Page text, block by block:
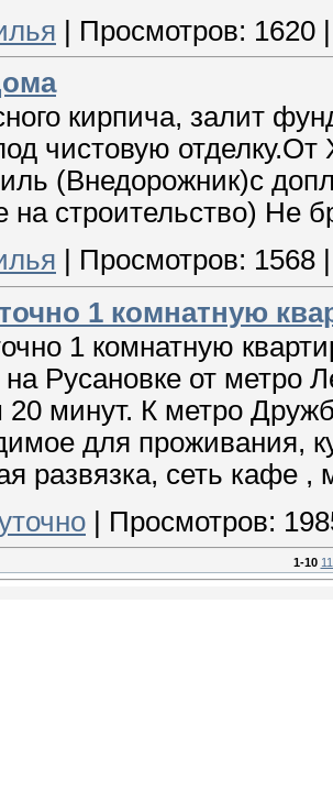
| Просмотров: 1620
кирпича, залит
чистовую
(Внедорожник)с
строительство) Не
Просмотров: 1568
1 комнатную
1 комнатную
на Русановке от метро
минут. К метро
для проживания,
развязка, сеть кафе
Просмотров:
1-10